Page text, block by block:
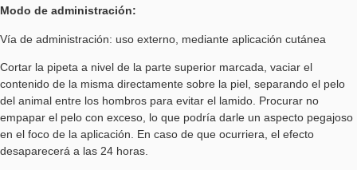
Modo de administración:
Vía de administración: uso externo, mediante aplicación cutánea
Cortar la pipeta a nivel de la parte superior marcada, vaciar el
contenido de la misma directamente sobre la piel, separando el pelo
del animal entre los hombros para evitar el lamido. Procurar no
empapar el pelo con exceso, lo que podría darle un aspecto pegajoso
en el foco de la aplicación. En caso de que ocurriera, el efecto
desaparecerá a las 24 horas.